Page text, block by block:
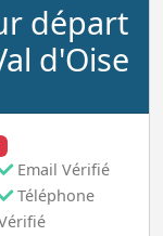
départ
d'Oise
Email Vérifié
Téléphone